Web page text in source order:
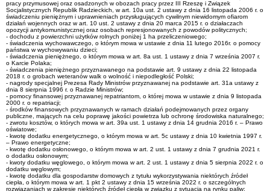
pracy przymusowej oraz osadzonych w obozach pracy przez III Rzeszę i Związek
Socjalistycznych Republik Radzieckich, w art. 10a ust. 2 ustawy z dnia 16 listopada 2006 r. o
świadczeniu pieniężnym i uprawnieniach przysługujących cywilnym niewidomym ofiarom
działań wojennych oraz w art. 10 ust. 2 ustawy z dnia 20 marca 2015 r. o działaczach
opozycji antykomunistycznej oraz osobach represjonowanych z powodów politycznych;
- dochodu z powierzchni użytków rolnych poniżej 1 ha przeliczeniowego;
- świadczenia wychowawczego, o którym mowa w ustawie z dnia 11 lutego 2016r. o pomocy
państwa w wychowywaniu dzieci;
- świadczenia pieniężnego, o którym mowa w art. 8a ust. 1 ustawy z dnia 7 września 2007 r.
o Karcie Polaka;
- świadczenia pieniężnego przyznawanego na podstawie art. 9 ustawy z dnia 22 listopada
2018 r. o grobach weteranów walk o wolność i niepodległość Polski;
- nagrody specjalnej Prezesa Rady Ministrów przyznawanej na podstawie art. 31a ustawy z
dnia 8 sierpnia 1996 r. o Radzie Ministrów;
- pomocy finansowej przyznawanej repatriantom, o której mowa w ustawie z dnia 9 listopada
2000 r. o repatriacji;
- środków finansowych przyznawanych w ramach działań podejmowanych przez organy
publiczne, mających na celu poprawę jakości powietrza lub ochronę środowiska naturalnego;
- zwrotu kosztów, o których mowa w art. 39a ust. 1 ustawy z dnia 14 grudnia 2016 r. – Prawo
oświatowe;
- kwotę dodatku energetycznego, o którym mowa w art. 5c ustawy z dnia 10 kwietnia 1997 r.
– Prawo energetyczne;
- kwotę dodatku osłonowego, o którym mowa w art. 2 ust. 1 ustawy z dnia 7 grudnia 2021 r.
o dodatku osłonowym;
- kwoty dodatku węglowego, o którym mowa w art. 2 ust. 1 ustawy z dnia 5 sierpnia 2022 r. o
dodatku węglowym;
- kwotę dodatku dla gospodarstw domowych z tytułu wykorzystywania niektórych źródeł
ciepła, o którym mowa w art. 1 pkt 2 ustawy z dnia 15 września 2022 r. o szczególnych
rozwiązaniach w zakresie niektórych źródeł ciepła w związku z sytuacją na rynku paliw;